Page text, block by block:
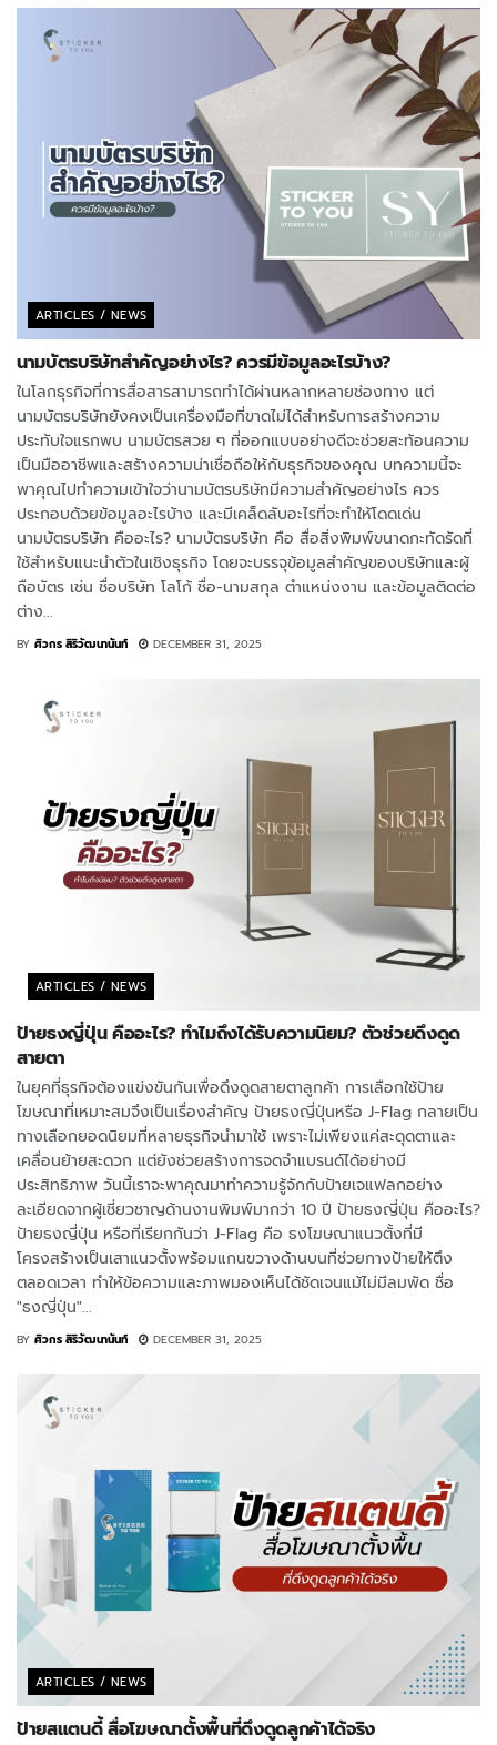
ARTICLES / NEWS
นามบัตรบริษัทสำคัญอย่างไร? ควรมีข้อมูลอะไรบ้าง?
ในโลกธุรกิจที่การสื่อสารสามารถทำได้ผ่านหลากหลายช่องทาง แต่
นามบัตรบริษัทยังคงเป็นเครื่องมือที่ขาดไม่ได้สำหรับการสร้างความ
ประทับใจแรกพบ นามบัตรสวย ๆ ที่ออกแบบอย่างดีจะช่วยสะท้อนความ
เป็นมืออาชีพและสร้างความน่าเชื่อถือให้กับธุรกิจของคุณ บทความนี้จะ
พาคุณไปทำความเข้าใจว่านามบัตรบริษัทมีความสำคัญอย่างไร ควร
ประกอบด้วยข้อมูลอะไรบ้าง และมีเคล็ดลับอะไรที่จะทำให้โดดเด่น
นามบัตรบริษัท คืออะไร? นามบัตรบริษัท คือ สื่อสิ่งพิมพ์ขนาดกะทัดรัดที่
ใช้สำหรับแนะนำตัวในเชิงธุรกิจ โดยจะบรรจุข้อมูลสำคัญของบริษัทและผู้
ถือบัตร เช่น ชื่อบริษัท โลโก้ ชื่อ-นามสกุล ตำแหน่งงาน และข้อมูลติดต่อ
ต่าง...
BY ศิวกร สิริวัฒนานันท์ DECEMBER 31, 2025
ARTICLES / NEWS
ป้ายธงญี่ปุ่น คืออะไร? ทำไมถึงได้รับความนิยม? ตัวช่วยดึงดูด
สายตา
ในยุคที่ธุรกิจต้องแข่งขันกันเพื่อดึงดูดสายตาลูกค้า การเลือกใช้ป้าย
โฆษณาที่เหมาะสมจึงเป็นเรื่องสำคัญ ป้ายธงญี่ปุ่นหรือ J-Flag กลายเป็น
ทางเลือกยอดนิยมที่หลายธุรกิจนำมาใช้ เพราะไม่เพียงแค่สะดุดตาและ
เคลื่อนย้ายสะดวก แต่ยังช่วยสร้างการจดจำแบรนด์ได้อย่างมี
ประสิทธิภาพ วันนี้เราจะพาคุณมาทำความรู้จักกับป้ายเจแฟลกอย่าง
ละเอียดจากผู้เชี่ยวชาญด้านงานพิมพ์มากว่า 10 ปี ป้ายธงญี่ปุ่น คืออะไร?
ป้ายธงญี่ปุ่น หรือที่เรียกกันว่า J-Flag คือ ธงโฆษณาแนวตั้งที่มี
โครงสร้างเป็นเสาแนวตั้งพร้อมแกนขวางด้านบนที่ช่วยกางป้ายให้ตึง
ตลอดเวลา ทำให้ข้อความและภาพมองเห็นได้ชัดเจนแม้ไม่มีลมพัด ชื่อ
"ธงญี่ปุ่น"...
BY ศิวกร สิริวัฒนานันท์ DECEMBER 31, 2025
ARTICLES / NEWS
ป้ายสแตนดี้ สื่อโฆษณาตั้งพื้นที่ดึงดูดลูกค้าได้จริง